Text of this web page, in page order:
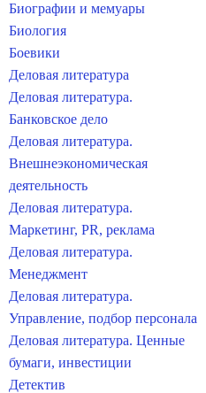
Биографии и мемуары
Биология
Боевики
Деловая литература
Деловая литература.
Банковское дело
Деловая литература.
Внешнеэкономическая
деятельность
Деловая литература.
Маркетинг, PR, реклама
Деловая литература.
Менеджмент
Деловая литература.
Управление, подбор персонала
Деловая литература. Ценные
бумаги, инвестиции
Детектив